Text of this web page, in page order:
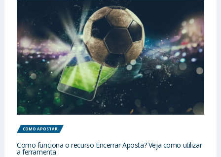
COMO APOSTAR
Como funciona o recurso Encerrar Aposta? Veja como utilizar
a ferramenta